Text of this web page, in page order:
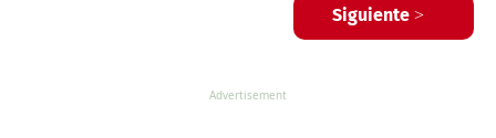
Siguiente >